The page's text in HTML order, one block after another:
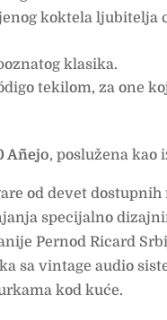
koktela ljubitelja
klasika.
tekilom, za one
Añejo, poslužena kao
od devet
specijalno
Pernod Ricard
sa vintage audio
kod kuće.